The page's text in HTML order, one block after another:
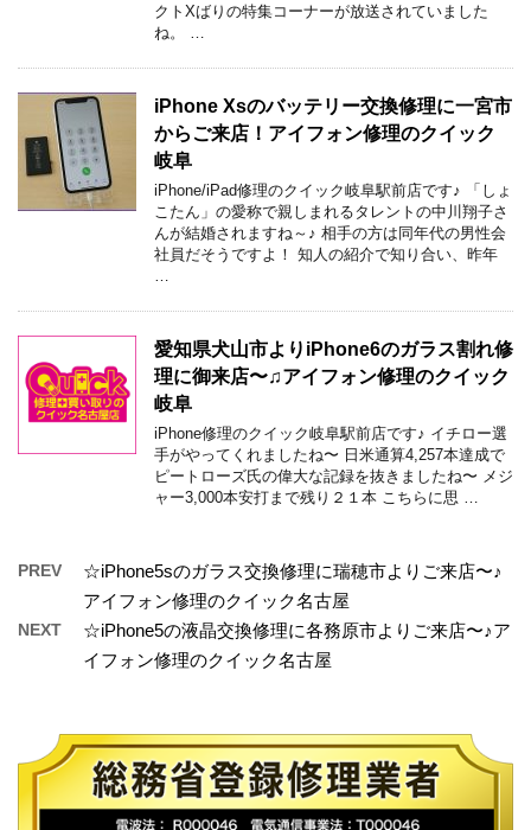
クトXばりの特集コーナーが放送されていました
ね。 …
iPhone Xsのバッテリー交換修理に一宮市
からご来店！アイフォン修理のクイック
岐阜
iPhone/iPad修理のクイック岐阜駅前店です♪ 「しょ
こたん」の愛称で親しまれるタレントの中川翔子さ
んが結婚されますね～♪ 相手の方は同年代の男性会
社員だそうですよ！ 知人の紹介で知り合い、昨年
愛知県犬山市よりiPhone6のガラス割れ修
理に御来店〜♫アイフォン修理のクイック
岐阜
iPhone修理のクイック岐阜駅前店です♪ イチロー選
手がやってくれましたね〜 日米通算4,257本達成で
ピートローズ氏の偉大な記録を抜きましたね〜 メジ
ャー3,000本安打まで残り２１本 こちらに思 …
PREV
☆iPhone5sのガラス交換修理に瑞穂市よりご来店〜♪
アイフォン修理のクイック名古屋
NEXT
☆iPhone5の液晶交換修理に各務原市よりご来店〜♪ア
イフォン修理のクイック名古屋